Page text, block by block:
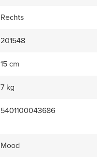
Rechts
201548
15 cm
7 kg
5401100043686
Mood